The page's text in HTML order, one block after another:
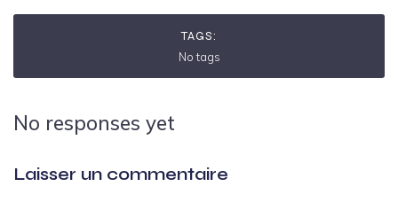
TAGS:
No tags
No responses yet
Laisser un commentaire